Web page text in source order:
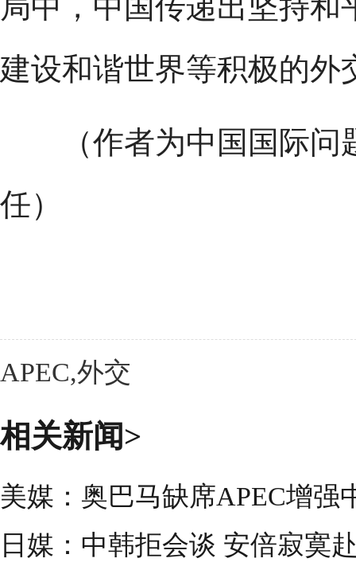
建设和谐世界等积极的外
（作者为中国国际问
任）
APEC,外交
相关新闻>
美媒：奥巴马缺席APEC增强
日媒：中韩拒会谈 安倍寂寞